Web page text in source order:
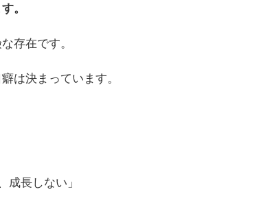
。
存在です。
は決まっています。
成長しない」